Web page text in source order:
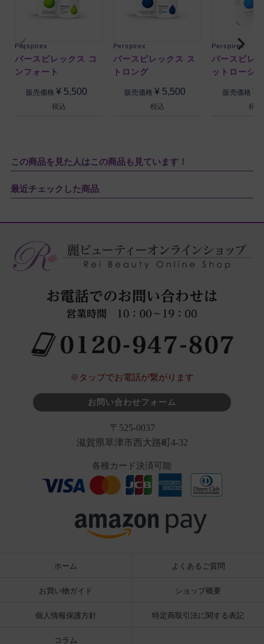
Perspirex
パースピレックス コ
ンフォート
販売価格 ¥ 5,500
税込
Perspirex
パースピレックス ス
トロング
販売価格 ¥ 5,500
税込
Perspirex
パースピレ
ットローシ
販売価格 ¥
税込
この商品を見た人はこの商品も見ています！
最近チェックした商品
※タップでお電話が繋がります
お問い合わせフォーム
〒525-0037
滋賀県草津市西大路町4-32
各種カード決済可能
ホーム よくあるご質問
お買い物ガイド ショップ概要
個人情報保護方針 特定商取引法に関する表記
コラム